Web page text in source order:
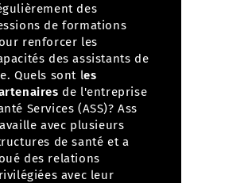
des
de formations
renforcer les
des assistants de
Quels sont les
de l'entreprise
Services (ASS)?Ass
avec plusieurs
de santé et a
des relations
avec leur